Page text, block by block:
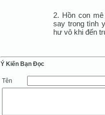
2. Hồn con
say trong tình
hư vô khi đến
Ý Kiến Bạn Ðọc
Tên